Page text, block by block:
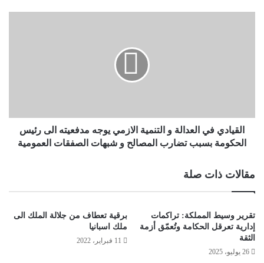
القيادي في العدالة و التنمية الازمي يوجه مدفعيته الى رئيس
الحكومة بسبب تضارب المصالح و شبهات الصفقات العمومية
مقالات ذات صلة
تقرير وسيط المملكة: تراكمات
إدارية تعرقل الحكامة وتُعمّق أزمة
الثقة
26 يوليو، 2025
برقية تعطاف من جلالة الملك الى
ملك اسبانيا
11 فبراير، 2022